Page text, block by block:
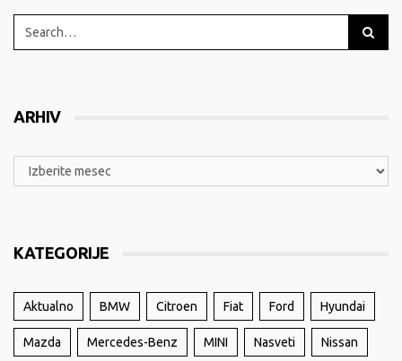
ARHIV
KATEGORIJE
Aktualno BMW Citroen Fiat Ford Hyundai
Mazda Mercedes-Benz MINI Nasveti Nissan